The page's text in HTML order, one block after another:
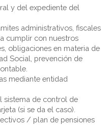
y del expediente del
administrativos, fiscales
cumplir con nuestros
obligaciones en materia de
Social, prevención de
mediante entidad
sistema de control de
(si se da el caso).
/ plan de pensiones